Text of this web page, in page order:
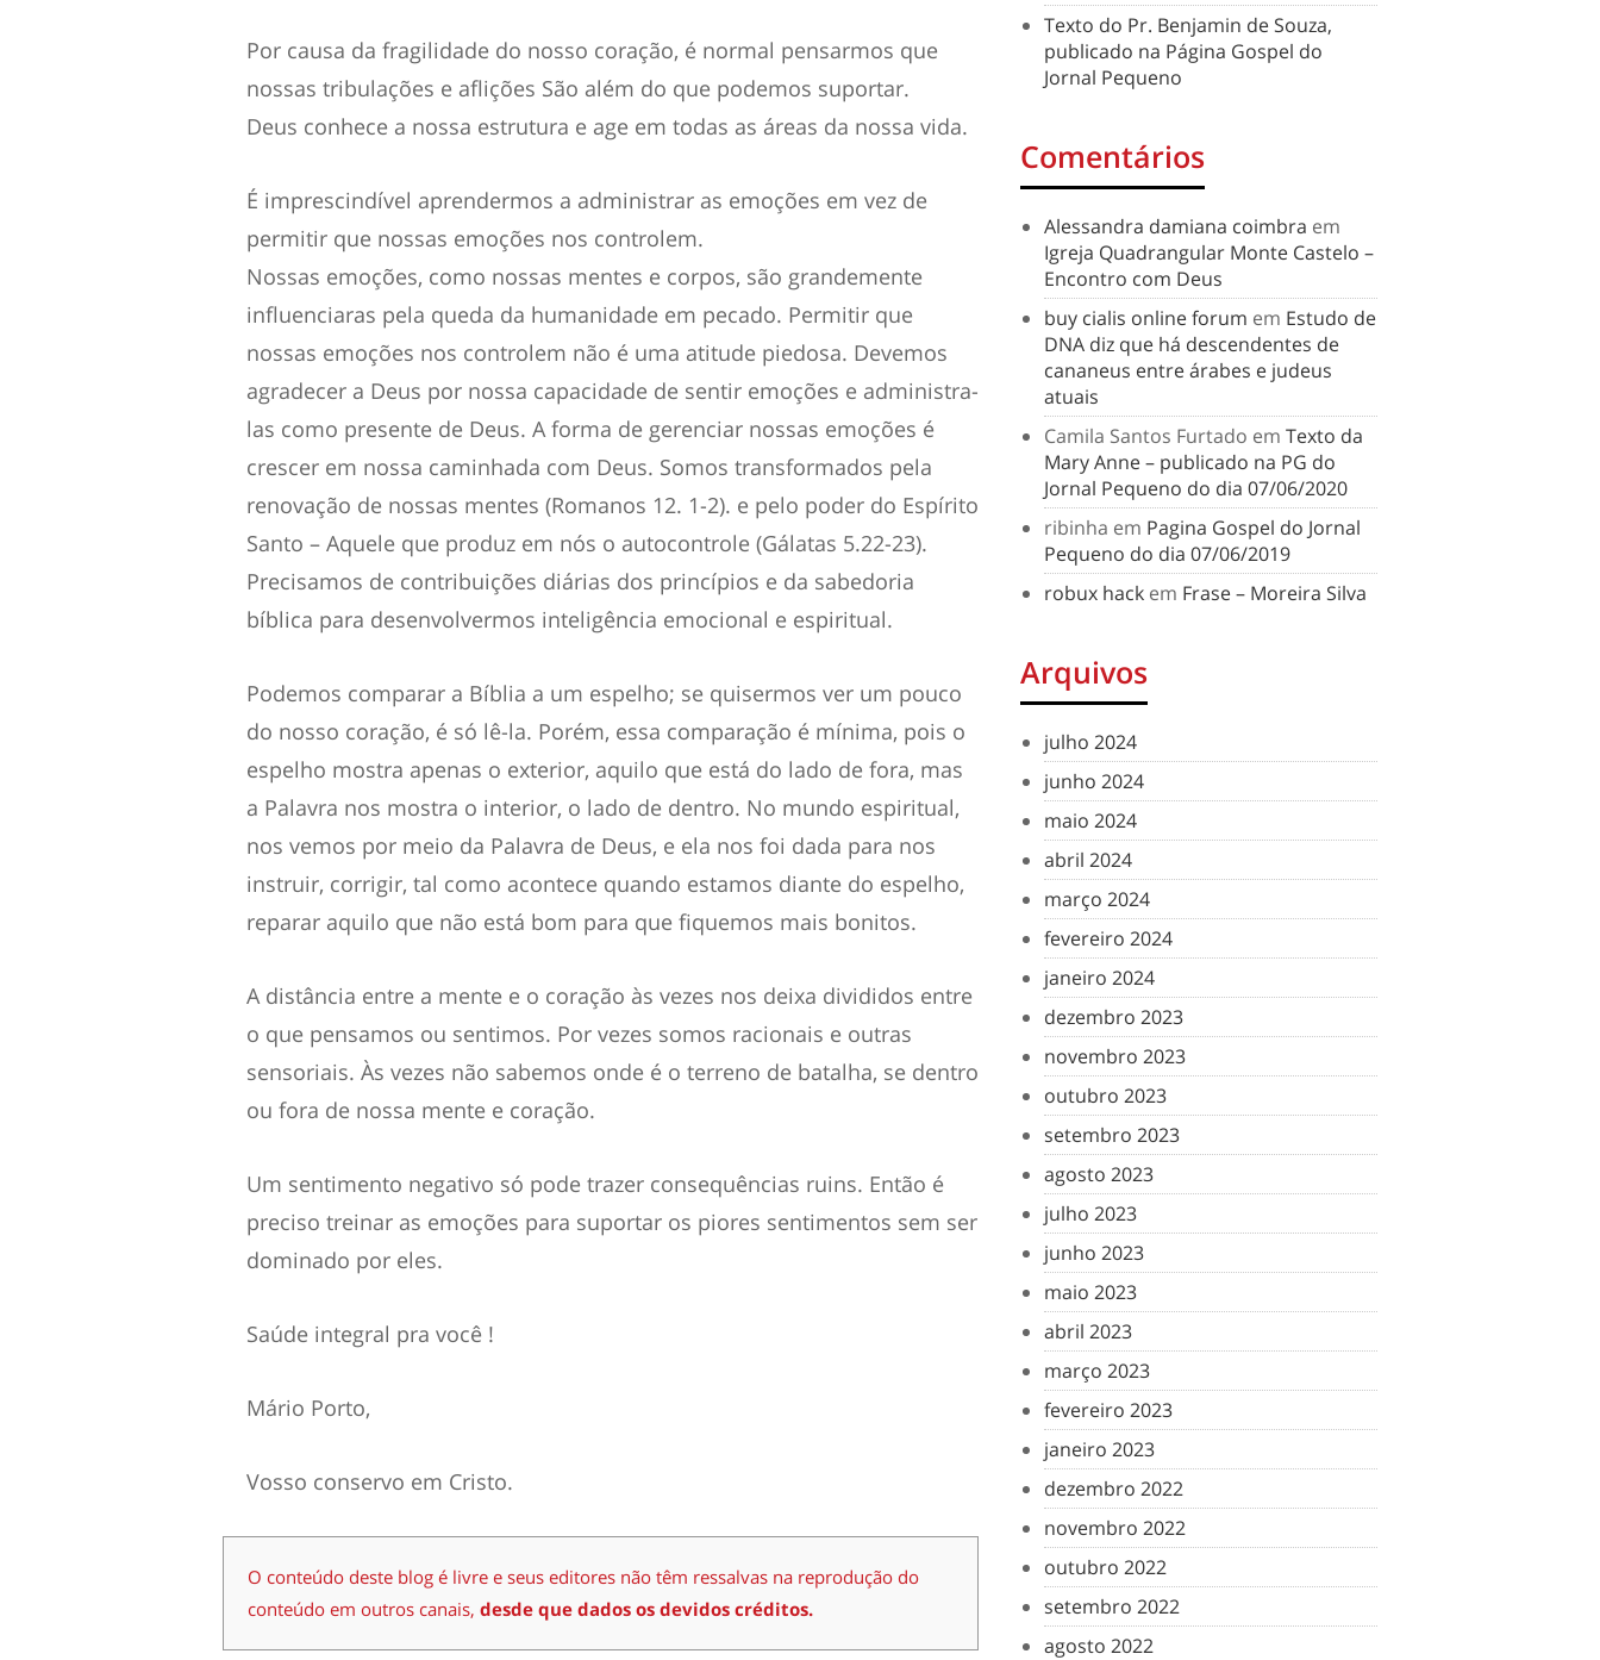
Por causa da fragilidade do nosso coração, é normal pensarmos que
nossas tribulações e aflições São além do que podemos suportar.
Deus conhece a nossa estrutura e age em todas as áreas da nossa vida.
É imprescindível aprendermos a administrar as emoções em vez de
permitir que nossas emoções nos controlem.
Nossas emoções, como nossas mentes e corpos, são grandemente
influenciaras pela queda da humanidade em pecado. Permitir que
nossas emoções nos controlem não é uma atitude piedosa. Devemos
agradecer a Deus por nossa capacidade de sentir emoções e administra-
las como presente de Deus. A forma de gerenciar nossas emoções é
crescer em nossa caminhada com Deus. Somos transformados pela
renovação de nossas mentes (Romanos 12. 1-2). e pelo poder do Espírito
Santo – Aquele que produz em nós o autocontrole (Gálatas 5.22-23).
Precisamos de contribuições diárias dos princípios e da sabedoria
bíblica para desenvolvermos inteligência emocional e espiritual.
Podemos comparar a Bíblia a um espelho; se quisermos ver um pouco
do nosso coração, é só lê-la. Porém, essa comparação é mínima, pois o
espelho mostra apenas o exterior, aquilo que está do lado de fora, mas
a Palavra nos mostra o interior, o lado de dentro. No mundo espiritual,
nos vemos por meio da Palavra de Deus, e ela nos foi dada para nos
instruir, corrigir, tal como acontece quando estamos diante do espelho,
reparar aquilo que não está bom para que fiquemos mais bonitos.
A distância entre a mente e o coração às vezes nos deixa divididos entre
o que pensamos ou sentimos. Por vezes somos racionais e outras
sensoriais. Às vezes não sabemos onde é o terreno de batalha, se dentro
ou fora de nossa mente e coração.
Um sentimento negativo só pode trazer consequências ruins. Então é
preciso treinar as emoções para suportar os piores sentimentos sem ser
dominado por eles.
Saúde integral pra você !
Mário Porto,
Vosso conservo em Cristo.
O conteúdo deste blog é livre e seus editores não têm ressalvas na reprodução do
conteúdo em outros canais, desde que dados os devidos créditos.
Texto do Pr. Benjamin de Souza,
publicado na Página Gospel do
Jornal Pequeno
Comentários
Alessandra damiana coimbra em
Igreja Quadrangular Monte Castelo –
Encontro com Deus
buy cialis online forum em Estudo de
DNA diz que há descendentes de
cananeus entre árabes e judeus
atuais
Camila Santos Furtado em Texto da
Mary Anne – publicado na PG do
Jornal Pequeno do dia 07/06/2020
ribinha em Pagina Gospel do Jornal
Pequeno do dia 07/06/2019
robux hack em Frase – Moreira Silva
Arquivos
julho 2024
junho 2024
maio 2024
abril 2024
março 2024
fevereiro 2024
janeiro 2024
dezembro 2023
novembro 2023
outubro 2023
setembro 2023
agosto 2023
julho 2023
junho 2023
maio 2023
abril 2023
março 2023
fevereiro 2023
janeiro 2023
dezembro 2022
novembro 2022
outubro 2022
setembro 2022
agosto 2022